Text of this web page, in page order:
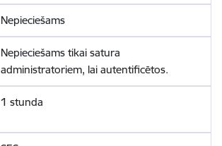
Nepieciešams
Nepieciešams tikai satura
administratoriem, lai autentificētos.
1 stunda